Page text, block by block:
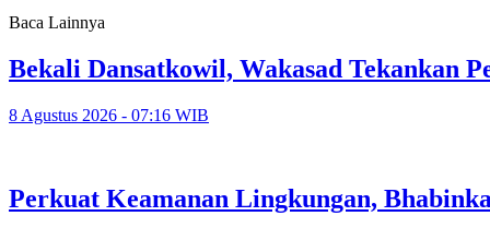
Baca Lainnya
Bekali Dansatkowil, Wakasad Tekankan
8 Agustus 2026 - 07:16 WIB
Perkuat Keamanan Lingkungan,